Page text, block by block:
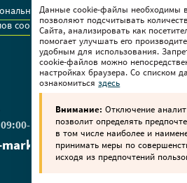
данных
cookie
18:00
market.by
Данные cookie-файлы необходимы в
позволяют подсчитывать
Сайта, анализировать как
помогает улучшать его
удобным для использования.
cookie-файлов можно
настройках браузера. Со списком
ознакомитьсяздесь
Внимание: Отключение
позволит определять
в том числе наиболее и
принимать меры по
исходя из предпочтений